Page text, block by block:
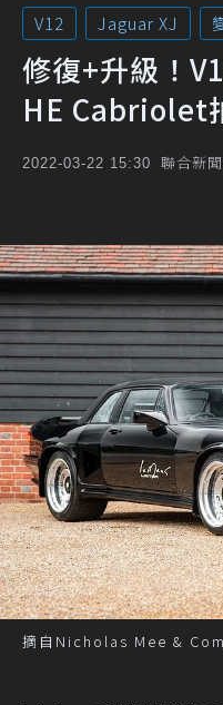
V12 Jaguar XJ
修復+升級！
HE Cabriolet
2022-03-22 15:30 聯合新
摘自Nicholas Mee &